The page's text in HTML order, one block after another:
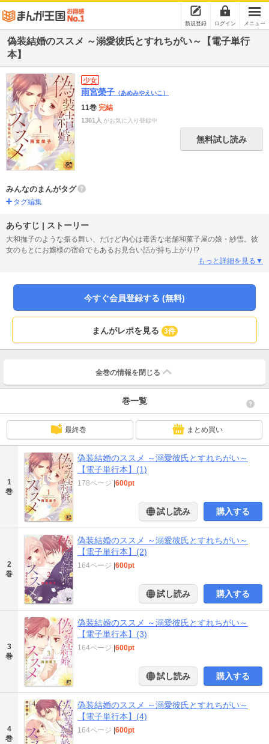
新規登録 ログイン メニュー
偽装結婚のススメ ～溺愛彼氏とすれちがい～【電子単行
本】
少女
雨宮榮子 （あめみやえいこ）
11巻 完結
1361人 がお気に入り登録中
無料試し読み
みんなのまんがタグ
タグ編集
あらすじ | ストーリー
大和撫子のような振る舞い、だけど内心は毒舌な老舗和菓子屋の娘・紗雪。彼
女のもとにお嬢様の宿命でもあるお見合い話が持ち上がり!?
もっと詳細を見る▼
今すぐ会員登録する (無料)
まんがレポを見る 3件
全巻の情報を 閉じる
巻一覧
最終巻 まとめ買い
1
巻
偽装結婚のススメ ～溺愛彼氏とすれちがい～
【電子単行本】(1)
178ページ 600pt
試し読み 購入する
2
巻
偽装結婚のススメ ～溺愛彼氏とすれちがい～
【電子単行本】(2)
164ページ 600pt
試し読み 購入する
3
巻
偽装結婚のススメ ～溺愛彼氏とすれちがい～
【電子単行本】(3)
164ページ 600pt
試し読み 購入する
4
巻
偽装結婚のススメ ～溺愛彼氏とすれちがい～
【電子単行本】(4)
164ページ 600pt